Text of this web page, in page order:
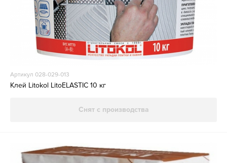
Артикул 028-029-013
Клей Litokol LitoELASTIC 10 кг
Снят с производства